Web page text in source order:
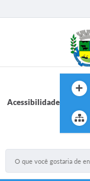
Acessibilidade